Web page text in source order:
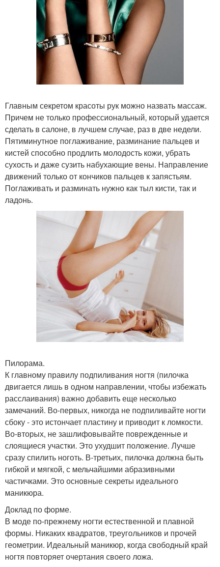
Главным секретом красоты рук можно назвать массаж.
Причем не только профессиональный, который удается
сделать в салоне, в лучшем случае, раз в две недели.
Пятиминутное поглаживание, разминание пальцев и
кистей способно продлить молодость кожи, убрать
сухость и даже сузить набухающие вены. Направление
движений только от кончиков пальцев к запястьям.
Поглаживать и разминать нужно как тыл кисти, так и
ладонь.
Пилорама.
К главному правилу подпиливания ногтя (пилочка
двигается лишь в одном направлении, чтобы избежать
расслаивания) важно добавить еще несколько
замечаний. Во-первых, никогда не подпиливайте ногти
сбоку - это истончает пластину и приводит к ломкости.
Во-вторых, не зашлифовывайте поврежденные и
слоящиеся участки. Это ухудшит положение. Лучше
сразу спилить ноготь. В-третьих, пилочка должна быть
гибкой и мягкой, с мельчайшими абразивными
частичками. Это основные секреты идеального
маникюра.
Доклад по форме.
В моде по-прежнему ногти естественной и плавной
формы. Никаких квадратов, треугольников и прочей
геометрии. Идеальный маникюр, когда свободный край
ногтя повторяет очертания своего ложа.